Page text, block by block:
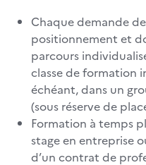
Chaque demande
positionnement et
parcours
classe de formation
échéant, dans un
(sous réserve de
Formation à temps
stage en entreprise
d’un contrat de